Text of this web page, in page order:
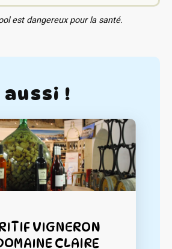
est dangereux pour la santé.
!
VIGNERON
CLAIRE